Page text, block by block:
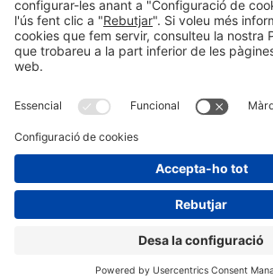
#EXPOQUIMIA2026
a les xarxes socials
© 2026